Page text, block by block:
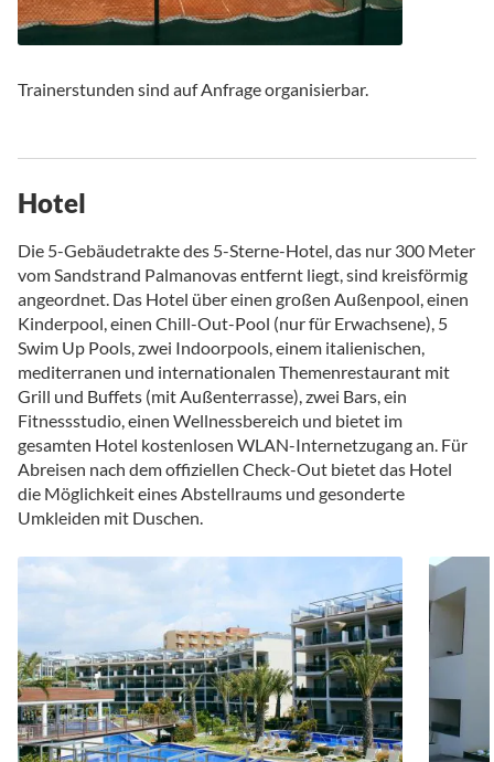
Trainerstunden sind auf Anfrage organisierbar.
Hotel
Die 5-Gebäudetrakte des 5-Sterne-Hotel, das nur 300 Meter
vom Sandstrand Palmanovas entfernt liegt, sind kreisförmig
angeordnet. Das Hotel über einen großen Außenpool, einen
Kinderpool, einen Chill-Out-Pool (nur für Erwachsene), 5
Swim Up Pools, zwei Indoorpools, einem italienischen,
mediterranen und internationalen Themenrestaurant mit
Grill und Buffets (mit Außenterrasse), zwei Bars, ein
Fitnessstudio, einen Wellnessbereich und bietet im
gesamten Hotel kostenlosen WLAN-Internetzugang an. Für
Abreisen nach dem offiziellen Check-Out bietet das Hotel
die Möglichkeit eines Abstellraums und gesonderte
Umkleiden mit Duschen.